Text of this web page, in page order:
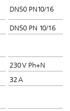
DN50 PN10/16
DN50 PN 10/16
230 V Ph+N
32 A